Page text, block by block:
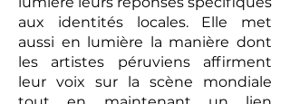
aux identités locales. Elle met
aussi en lumière la manière dont
les artistes péruviens affirment
leur voix sur la scène mondiale